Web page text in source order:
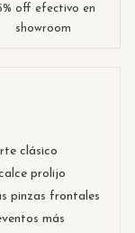
off efectivo en
showroom
clásico
prolijo
pinzas frontales
más